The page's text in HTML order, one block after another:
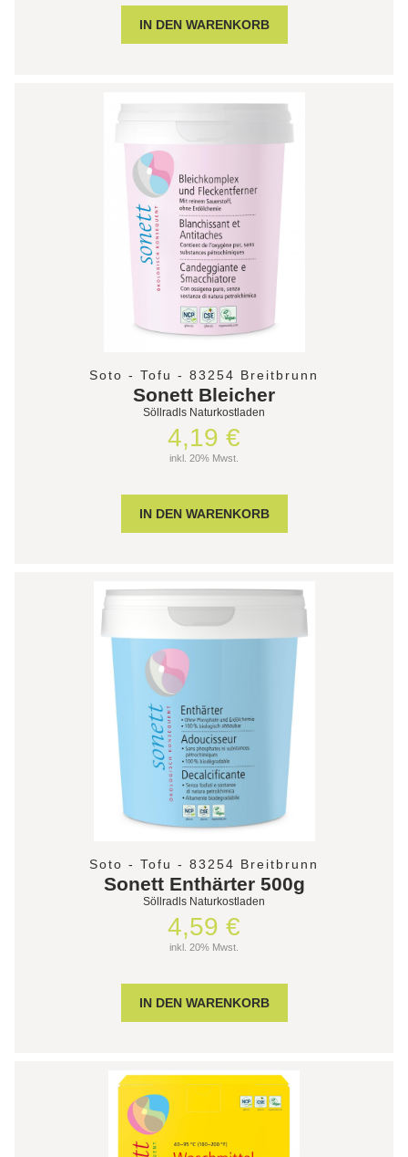
Soto - Tofu - 83254 Breitbrunn
Sonett Bleicher
Söllradls Naturkostladen
4,19 €
inkl. 20% Mwst.
Soto - Tofu - 83254 Breitbrunn
Sonett Enthärter 500g
Söllradls Naturkostladen
4,59 €
inkl. 20% Mwst.